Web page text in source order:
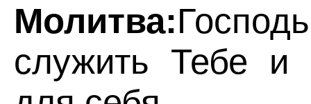
Молитва:
служить Тебе и